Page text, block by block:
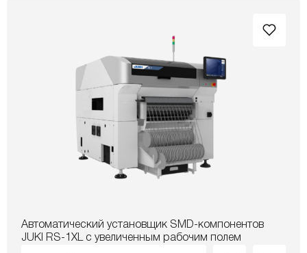
Автоматический установщик SMD-компонентов
JUKI RS-1XL с увеличенным рабочим полем